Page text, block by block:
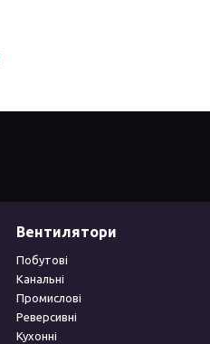
Вентилятори
Побутові
Канальні
Промислові
Реверсивні
Кухонні